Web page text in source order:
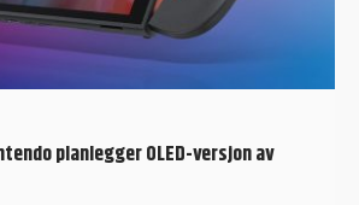
planlegger OLED-versjon av